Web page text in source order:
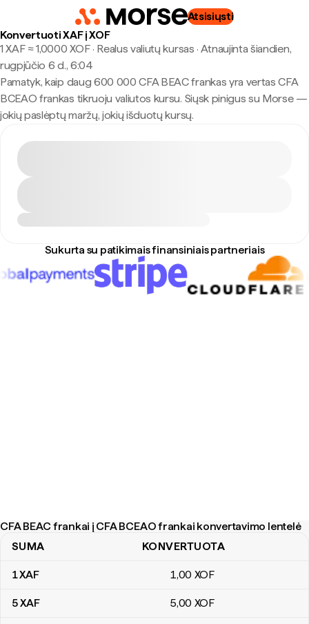
Atsisiųsti
Konvertuoti XAF į XOF
1 XAF ≈ 1,0000 XOF · Realus valiutų kursas · Atnaujinta šiandien,
rugpjūčio 6 d., 6:04
Pamatyk, kaip daug 600 000 CFA BEAC frankas yra vertas CFA
BCEAO frankas tikruoju valiutos kursu. Siųsk pinigus su Morse —
jokių paslėptų maržų, jokių išduotų kursų.
Sukurta su patikimais finansiniais partneriais
CFA BEAC frankai į CFA BCEAO frankai konvertavimo lentelė
CFA BEAC frankai į CFA BCEAO frankai konvertavimo lentelė
SUMA KONVERTUOTA
1XAF 1,00 XOF
5XAF 5,00 XOF